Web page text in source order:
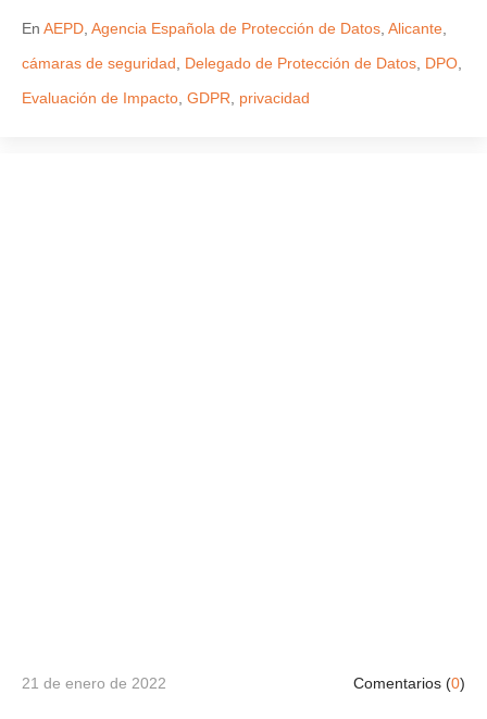
En AEPD Agencia Española de Protección de Datos Alicante
cámaras de seguridad
Delegado de Protección de Datos DPO
Evaluación de Impacto GDPR privacidad
21 de enero de 2022 Comentarios (0)